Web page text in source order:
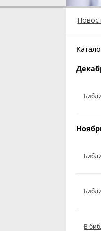
В